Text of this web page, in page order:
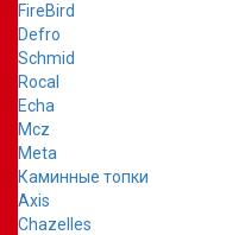
FireBird
Defro
Schmid
Rocal
Echa
Mcz
Meta
Каминные топки
Axis
Chazelles